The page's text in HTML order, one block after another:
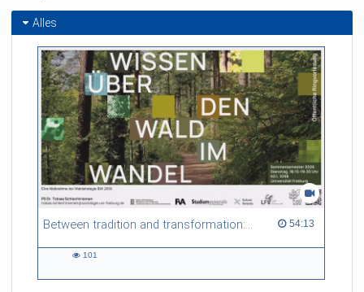
Alles
Between tradition and transformation: how owners, advisers and institutions co-create knowledge for resilient forests in Europe 54:13
54:13 duration
101